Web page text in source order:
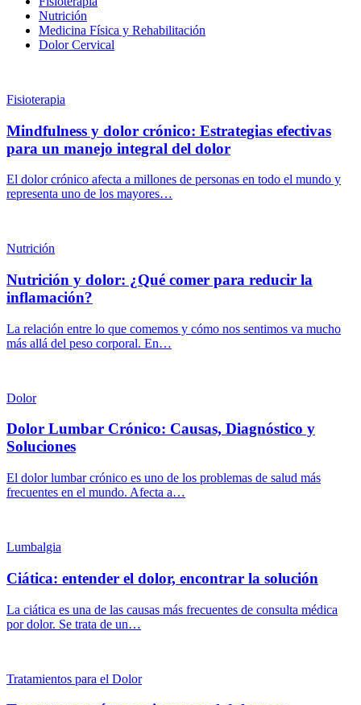
Nutrición
Medicina Física y Rehabilitación
Dolor Cervical
Fisioterapia
Mindfulness y dolor crónico: Estrategias efectivas
para un manejo integral del dolor
El dolor crónico afecta a millones de personas en todo el mundo y
representa uno de los mayores…
Nutrición
Nutrición y dolor: ¿Qué comer para reducir la
inflamación?
La relación entre lo que comemos y cómo nos sentimos va mucho
más allá del peso corporal. En…
Dolor
Dolor Lumbar Crónico: Causas, Diagnóstico y
Soluciones
El dolor lumbar crónico es uno de los problemas de salud más
frecuentes en el mundo. Afecta a…
Lumbalgia
Ciática: entender el dolor, encontrar la solución
La ciática es una de las causas más frecuentes de consulta médica
por dolor. Se trata de un…
Tratamientos para el Dolor